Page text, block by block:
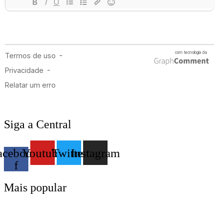
Siga a Central
f
YoutubeTwitterInstagram
Mais popular